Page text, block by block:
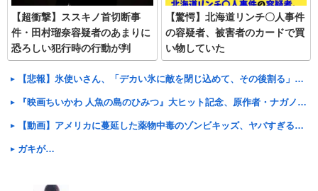
【超衝撃】ススキノ首切断事
件・田村瑠奈容疑者のあまりに
恐ろしい犯行時の行動が判
明・・・こんなのって
【驚愕】北海道リンチ〇人事件
の容疑者、被害者のカードで買
い物していた
【悲報】氷使いさん、「デカい氷に敵を閉じ込めて、その後割る」くらいしか技が無い……
『映画ちいかわ 人魚の島のひみつ』大ヒット記念、原作者・ナガノ氏が映画制作においての苦労を語る
【動画】アメリカに蔓延した薬物中毒のゾンビキッズ、ヤバすぎる…
ガキが…